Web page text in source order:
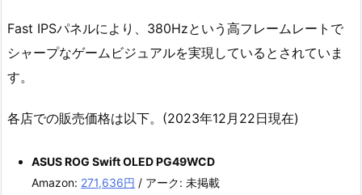
Fast IPSパネルにより、380Hzという高フレームレートで
シャープなゲームビジュアルを実現しているとされていま
す。
各店での販売価格は以下。(2023年12月22日現在)
ASUS ROG Swift OLED PG49WCD
Amazon: 271,636円 / アーク: 未掲載